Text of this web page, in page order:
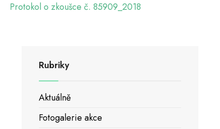
Protokol o zkoušce č. 85909_2018
Rubriky
Aktuálně
Fotogalerie akce